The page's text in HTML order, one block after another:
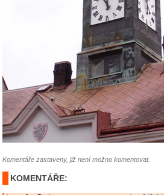
Komentáře zastaveny, již není možno komentovat.
KOMENTÁŘE: